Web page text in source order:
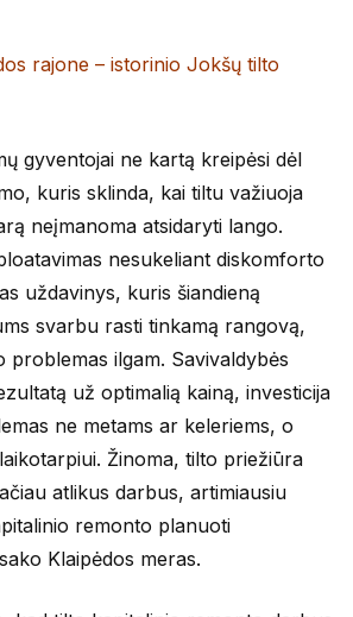
rajone – istorinio Jokšų tilto
gyventojai ne kartą kreipėsi dėl
kuris sklinda, kai tiltu važiuoja
neįmanoma atsidaryti lango.
nesukeliant diskomforto
uždavinys, kuris šiandieną
svarbu rasti tinkamą rangovą,
problemas ilgam. Savivaldybės
už optimalią kainą, investicija
ne metams ar keleriems, o
Žinoma, tilto priežiūra
atlikus darbus, artimiausiu
remonto planuoti
Klaipėdos meras.